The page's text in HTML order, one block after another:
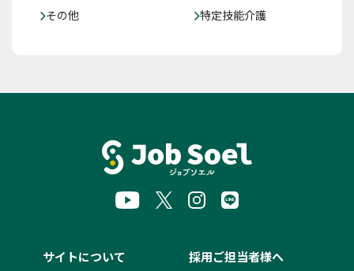
その他
特定技能介護
サイトについて 採用ご担当者様へ